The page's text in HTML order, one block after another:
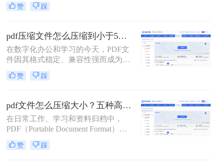
字体和多媒体内容也使得PDF文件体
送、云端存储和即时分享带来了巨大
困扰。如何高效、无损（或视觉无
损）地压缩PDF，成为一个普遍需
求。那么pdf怎么压缩呢？
赞 踩
pdf压缩文件怎么压缩到小于5M？4种压缩方法终极指南！
在数字化办公和学习的今天，PDF文
件因其格式稳定、兼容性强而成为我
们日常传输文档的首选。然而，我们
常常会遇到一个令人头疼的问题：一
清图片、复杂图表或嵌入字体而体积
庞大，动辄几十兆甚至上百兆。无论
是通过电子邮件发送（通常有附件大
小限制）、上传至学习平台还是提交
至企业系统，文件大小限制（如常见
的5MB）往往是一道难以逾越的关
赞 踩
pdf文件怎么压缩大小？五种高效方法全面解析与实战！
在日常工作、学习和资料归档中，
PDF（Portable Document Format）因
其跨平台、格式固定的特性而成为最
常用的文件格式之一。然而，随之而
赞 踩